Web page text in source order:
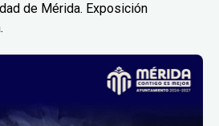
de Mérida. Exposición